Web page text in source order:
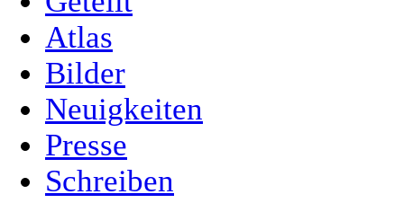
Atlas
Bilder
Neuigkeiten
Presse
Schreiben